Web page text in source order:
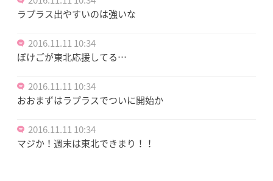
ラプラス出やすいのは強いな
2016.11.11 10:34
ぽけごが東北応援してる…
2016.11.11 10:34
おおまずはラプラスでついに開始か
2016.11.11 10:34
マジか！週末は東北できまり！！